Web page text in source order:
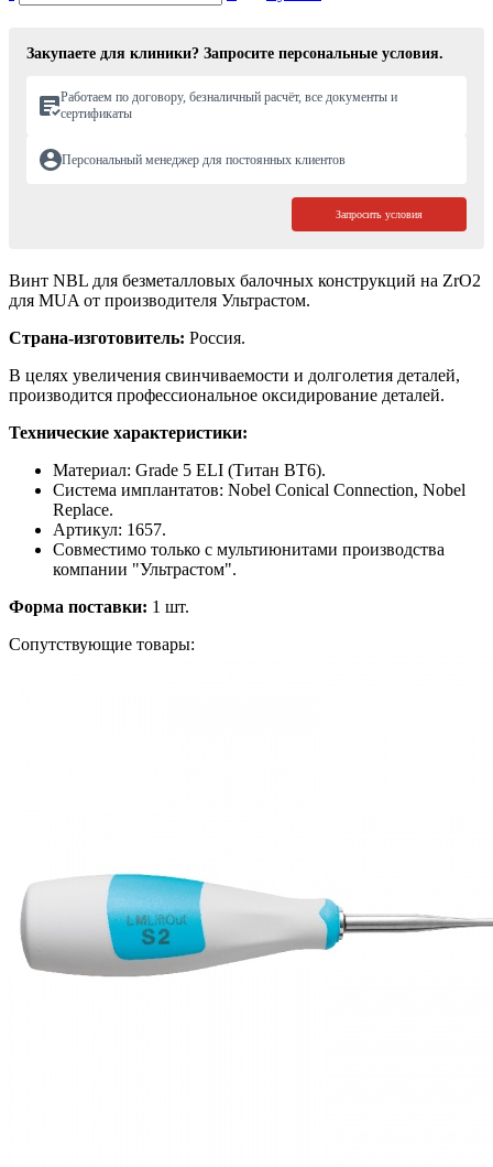
Закупаете для клиники? Запросите персональные условия.
Работаем по договору, безналичный расчёт, все документы и
сертификаты
Персональный менеджер для постоянных клиентов
Запросить условия
Винт NBL для безметалловых балочных конструкций на ZrO2
для MUA от производителя Ультрастом.
Страна-изготовитель: Россия.
В целях увеличения свинчиваемости и долголетия деталей,
производится профессиональное оксидирование деталей.
Технические характеристики:
Материал: Grade 5 ELI (Титан ВТ6).
Система имплантатов: Nobel Conical Connection, Nobel
Replace.
Артикул: 1657.
Совместимо только с мультиюнитами производства
компании "Ультрастом".
Форма поставки: 1 шт.
Сопутствующие товары: